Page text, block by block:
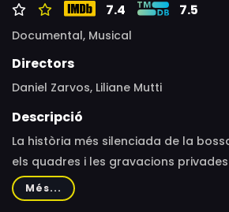
7.4 7.5
Documental, Musical
Directors
Daniel Zarvos, Liliane Mutti
Descripció
La història més silenciada de la
els quadres i les gravacions
permeten reconstruir la vida de
treballar amb gegants com Vinicius
Més...